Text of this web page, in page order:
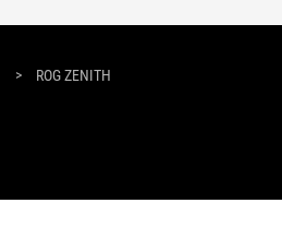
> ROG ZENITH